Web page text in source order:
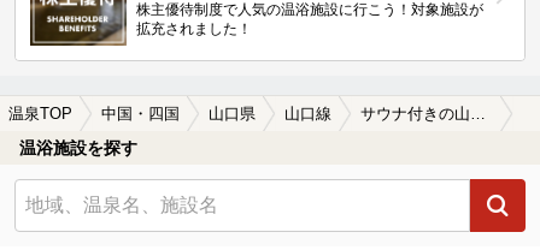
株主優待制度で人気の温浴施設に行こう！対象施設が
拡充されました！
温泉TOP 中国・四国 山口県 山口線 サウナ付きの山口線周辺の温泉、日帰り温泉、スーパー銭湯を探す
温浴施設を探す